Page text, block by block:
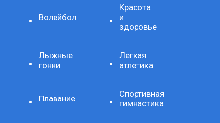
Волейбол
Красота
и
здоровье
Лыжные
гонки
Легкая
атлетика
Плавание
Спортивная
гимнастика